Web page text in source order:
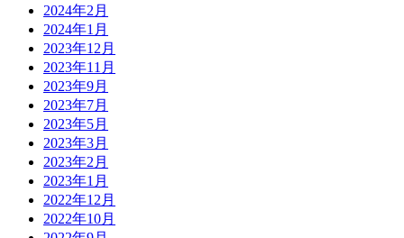
2024年2月
2024年1月
2023年12月
2023年11月
2023年9月
2023年7月
2023年5月
2023年3月
2023年2月
2023年1月
2022年12月
2022年10月